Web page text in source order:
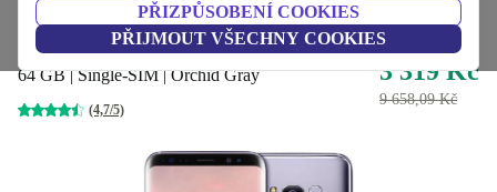
PŘIZPŮSOBENÍ COOKIES
PŘIJMOUT VŠECHNY COOKIES
Samsung Galaxy S8
64 GB | Single-SIM | Orchid Gray
(4,7/5)
3 319 Kč
9 658,09 Kč